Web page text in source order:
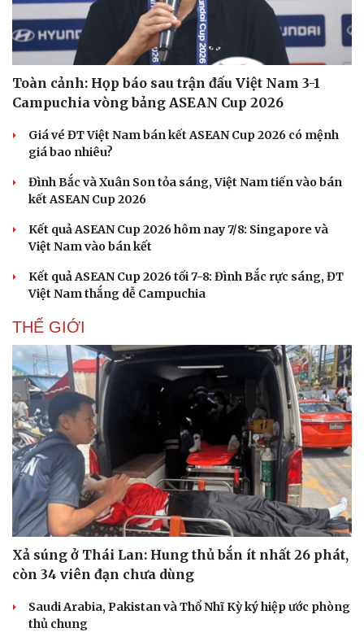
Toàn cảnh: Họp báo sau trận đấu Việt Nam 3-1
Campuchia vòng bảng ASEAN Cup 2026
Giá vé ĐT Việt Nam bán kết ASEAN Cup 2026 có mệnh
giá bao nhiêu?
Đình Bắc và Xuân Son tỏa sáng, Việt Nam tiến vào bán
kết ASEAN Cup 2026
Kết quả ASEAN Cup 2026 hôm nay 7/8: Singapore và
Việt Nam vào bán kết
Kết quả ASEAN Cup 2026 tối 7-8: Đình Bắc rực sáng, ĐT
Việt Nam thắng dễ Campuchia
THẾ GIỚI
Xả súng ở Thái Lan: Hung thủ bắn ít nhất 26 phát,
còn 34 viên đạn chưa dùng
Saudi Arabia, Pakistan và Thổ Nhĩ Kỳ ký hiệp ước phòng
thủ chung